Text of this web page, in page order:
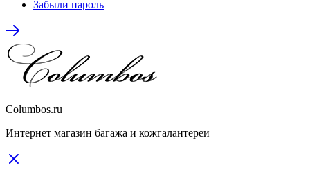
Забыли пароль
Columbos.ru
Интернет магазин багажа и кожгалантереи